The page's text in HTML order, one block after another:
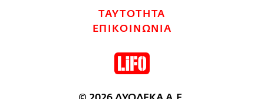
ΤΑΥΤΟΤΗΤΑ
ΕΠΙΚΟΙΝΩΝΙΑ